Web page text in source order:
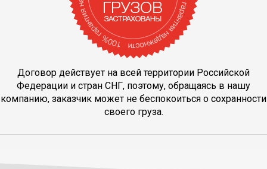
Договор действует на всей территории Российской
Федерации и стран СНГ, поэтому, обращаясь в нашу
компанию, заказчик может не беспокоиться о сохранности
своего груза.